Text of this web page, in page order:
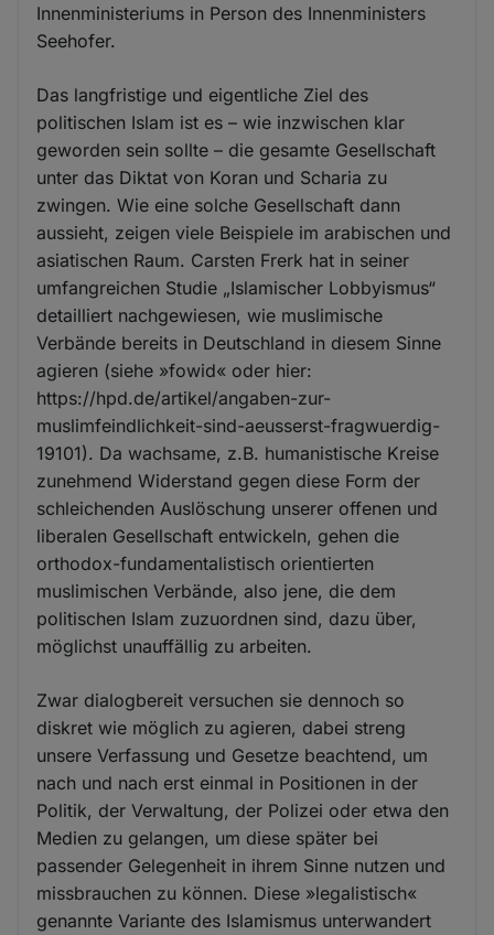
Innenministeriums in Person des Innenministers
Seehofer.
Das langfristige und eigentliche Ziel des
politischen Islam ist es – wie inzwischen klar
geworden sein sollte – die gesamte Gesellschaft
unter das Diktat von Koran und Scharia zu
zwingen. Wie eine solche Gesellschaft dann
aussieht, zeigen viele Beispiele im arabischen und
asiatischen Raum. Carsten Frerk hat in seiner
umfangreichen Studie „Islamischer Lobbyismus“
detailliert nachgewiesen, wie muslimische
Verbände bereits in Deutschland in diesem Sinne
agieren (siehe »fowid« oder hier:
https://hpd.de/artikel/angaben-zur-
muslimfeindlichkeit-sind-aeusserst-fragwuerdig-
19101). Da wachsame, z.B. humanistische Kreise
zunehmend Widerstand gegen diese Form der
schleichenden Auslöschung unserer offenen und
liberalen Gesellschaft entwickeln, gehen die
orthodox-fundamentalistisch orientierten
muslimischen Verbände, also jene, die dem
politischen Islam zuzuordnen sind, dazu über,
möglichst unauffällig zu arbeiten.
Zwar dialogbereit versuchen sie dennoch so
diskret wie möglich zu agieren, dabei streng
unsere Verfassung und Gesetze beachtend, um
nach und nach erst einmal in Positionen in der
Politik, der Verwaltung, der Polizei oder etwa den
Medien zu gelangen, um diese später bei
passender Gelegenheit in ihrem Sinne nutzen und
missbrauchen zu können. Diese »legalistisch«
genannte Variante des Islamismus unterwandert